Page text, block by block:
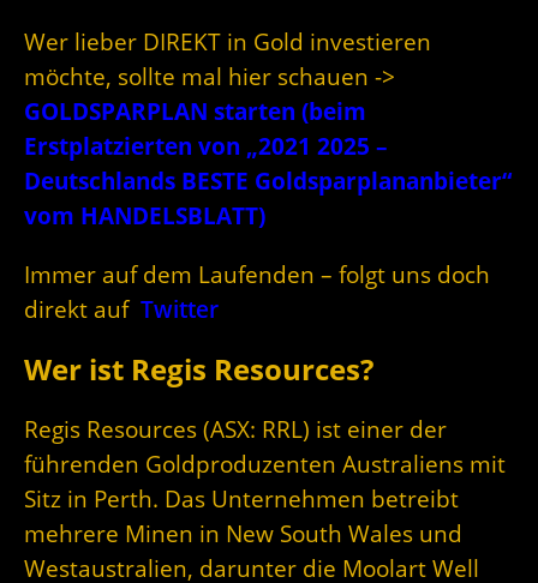
Wer lieber DIREKT in Gold investieren
möchte, sollte mal hier schauen ->
GOLDSPARPLAN starten (beim
Erstplatzierten von „2021 2025 –
Deutschlands BESTE Goldsparplananbieter“
vom HANDELSBLATT)
Immer auf dem Laufenden – folgt uns doch
direkt auf Twitter
Wer ist Regis Resources?
Regis Resources (ASX: RRL) ist einer der
führenden Goldproduzenten Australiens mit
Sitz in Perth. Das Unternehmen betreibt
mehrere Minen in New South Wales und
Westaustralien, darunter die Moolart Well